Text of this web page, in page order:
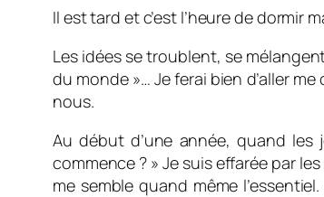
Il est tard et c’est l’heure de dormir
Les idées se troublent, se
du monde »… Je ferai bien d’aller
nous.
Au début d’une année, quand
commence ? » Je suis effarée par
me semble quand même